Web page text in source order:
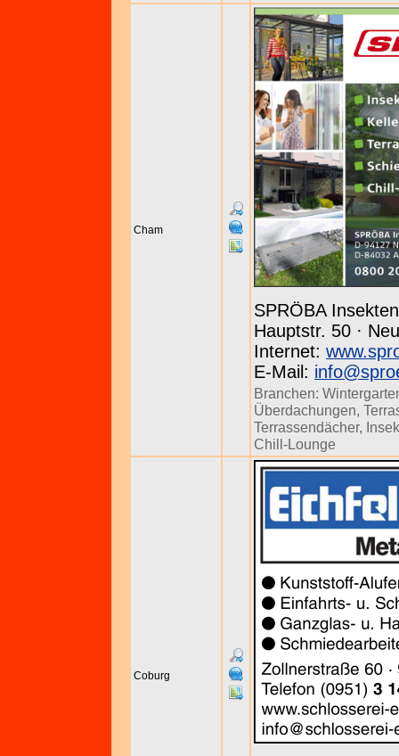
Cham
SPRÖBA
Hauptstr. 50 ·
Internet:
E-Mail:
Branchen:
Überdachungen,
Terrassendächer,
Chill-Lounge
Coburg